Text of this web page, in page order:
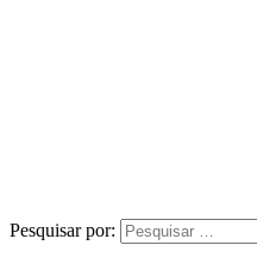
Pesquisar por: